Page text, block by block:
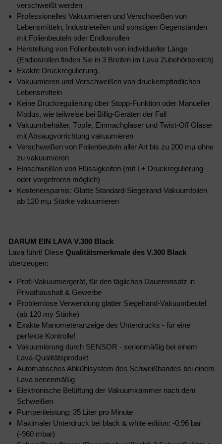
verschweißt werden
Professionelles Vakuumieren und Verschweißen von
Lebensmitteln, Industrieteilen und sonstigen Gegenständen
mit Folienbeuteln oder Endlosrollen
Herstellung von Folienbeuteln von individueller Länge
(Endlosrollen finden Sie in 3 Breiten im Lava Zubehörbereich)
Exakte Druckregulierung.
Vakuumieren und Verschweißen von druckempfindlichen
Lebensmitteln
Keine Druckregulierung über Stopp-Funktion oder Manueller
Modus, wie teilweise bei Billig-Geräten der Fall
Vakuumbehälter, Töpfe, Einmachgläser und Twist-Off Gläser
mit Absaugvorrichtung vakuumieren
Verschweißen von Folienbeuteln aller Art bis zu 200 mµ ohne
zu vakuumieren
Einschweißen von Flüssigkeiten (mit L+ Druckregulierung
oder vorgefroren möglich)
Kostenersparnis: Glatte Standard-Siegelrand-Vakuumfolien
ab 120 mµ Stärke vakuumieren
DARUM EIN LAVA V.300 Black
Lava führt! Diese Qualitätsmerkmale des V.300 Black
überzeugen:
Profi-Vakuumiergerät, für den täglichen Dauereinsatz in
Privathaushalt & Gewerbe
Problemlose Verwendung glatter Siegelrand-Vakuumbeutel
(ab 120 my Stärke)
Exakte Manometeranzeige des Unterdrucks - für eine
perfekte Kontrolle!
Vakuumierung durch SENSOR - serienmäßig bei einem
Lava-Qualitätsprodukt
Automatisches Abkühlsystem des Schweißbandes bei einem
Lava serienmäßig
Elektronische Belüftung der Vakuumkammer nach dem
Schweißen
Pumpenleistung: 35 Liter pro Minute
Maximaler Unterdruck bei black & white edition: -0,96 bar
(-960 mbar)